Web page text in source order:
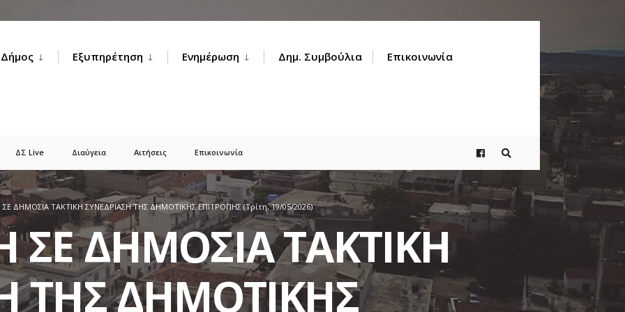
Δήμος Εξυπηρέτηση Ενημέρωση Δημ. Συμβούλια Επικοινωνία
ΔΣ Live Διαύγεια Αιτήσεις Επικοινωνία
ΔΗΜΟΣΙΑ ΤΑΚΤΙΚΗ ΣΥΝΕΔΡΙΑΣΗ ΤΗΣ ΔΗΜΟΤΙΚΗΣ ΕΠΙΤΡΟΠΗΣ (Τρίτη, 19/05/2026)
ΔΗΜΟΣΙΑ ΤΑΚΤΙΚΗ
ΤΗΣ ΔΗΜΟΤΙΚΗΣ